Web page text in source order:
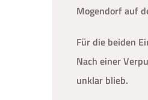
Mogendorf auf
Für die beiden
Nach einer
unklar blieb.